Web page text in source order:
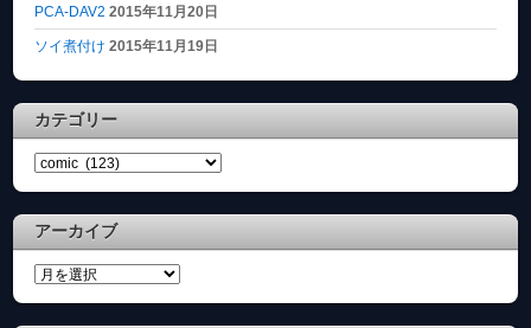
PCA-DAV2 2015年11月20日
ソイ煮付け 2015年11月19日
カテゴリー
カ
リ
ー
アーカイブ
ア